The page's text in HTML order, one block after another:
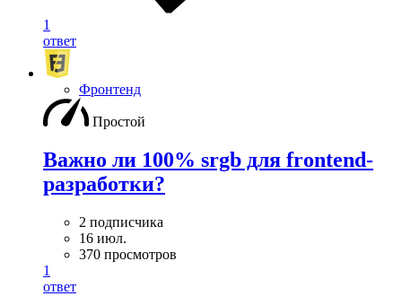
1
ответ
Фронтенд
Простой
Важно ли 100% srgb для frontend-
разработки?
2 подписчика
16 июл.
370 просмотров
1
ответ